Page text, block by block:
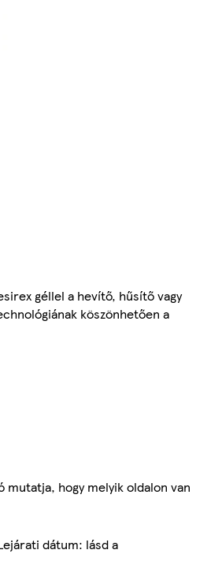
géllel a hevítő, hűsítő vagy
köszönhetően a
mutatja, hogy melyik oldalon van
dátum: lásd a